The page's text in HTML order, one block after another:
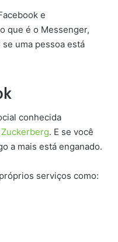
e
que é o Messenger,
uma pessoa está
conhecida
. E se você
a mais está enganado.
serviços como: